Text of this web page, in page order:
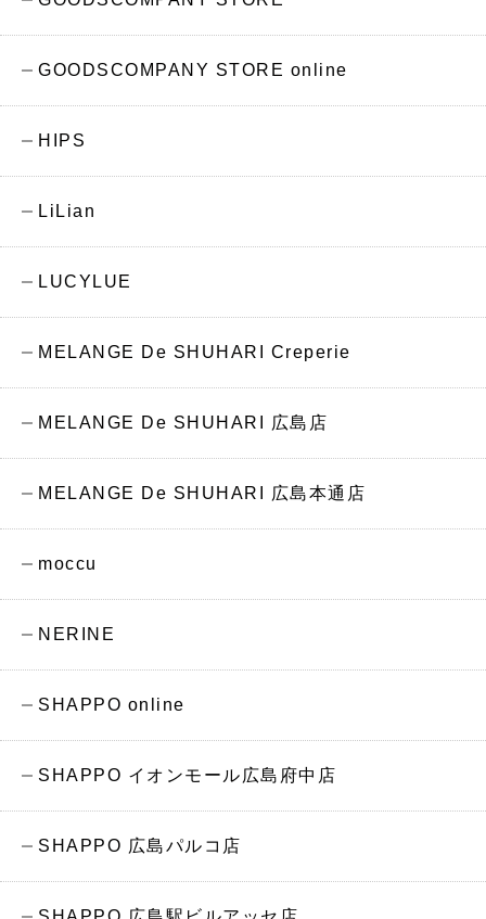
GOODSCOMPANY STORE online
HIPS
LiLian
LUCYLUE
MELANGE De SHUHARI Creperie
MELANGE De SHUHARI 広島店
MELANGE De SHUHARI 広島本通店
moccu
NERINE
SHAPPO online
SHAPPO イオンモール広島府中店
SHAPPO 広島パルコ店